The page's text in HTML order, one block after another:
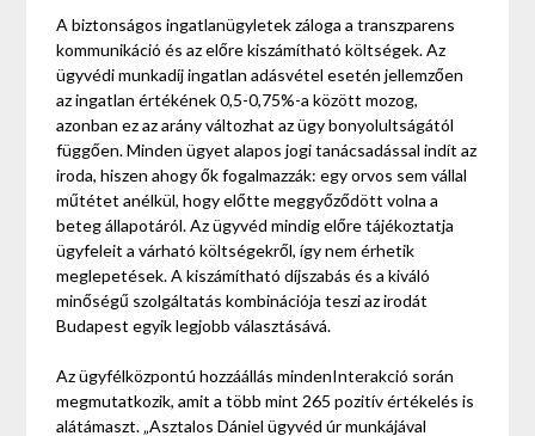
A biztonságos ingatlanügyletek záloga a transzparens
kommunikáció és az előre kiszámítható költségek. Az
ügyvédi munkadíj ingatlan adásvétel esetén jellemzően
az ingatlan értékének 0,5-0,75%-a között mozog,
azonban ez az arány változhat az ügy bonyolultságától
függően. Minden ügyet alapos jogi tanácsadással indít az
iroda, hiszen ahogy ők fogalmazzák: egy orvos sem vállal
műtétet anélkül, hogy előtte meggyőződött volna a
beteg állapotáról. Az ügyvéd mindig előre tájékoztatja
ügyfeleit a várható költségekről, így nem érhetik
meglepetések. A kiszámítható díjszabás és a kiváló
minőségű szolgáltatás kombinációja teszi az irodát
Budapest egyik legjobb választásává.
Az ügyfélközpontú hozzáállás mindenInterakció során
megmutatkozik, amit a több mint 265 pozitív értékelés is
alátámaszt. „Asztalos Dániel ügyvéd úr munkájával